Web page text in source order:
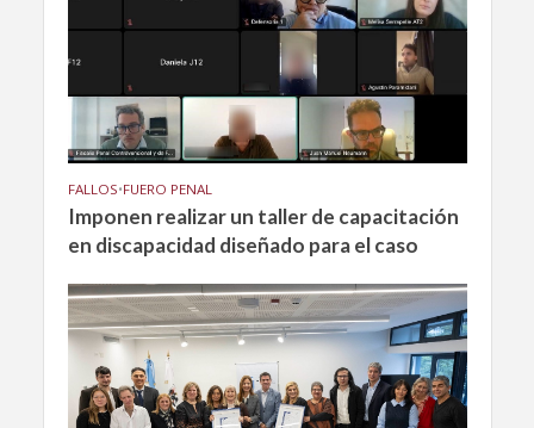
FALLOS•FUERO PENAL
Imponen realizar un taller de capacitación
en discapacidad diseñado para el caso